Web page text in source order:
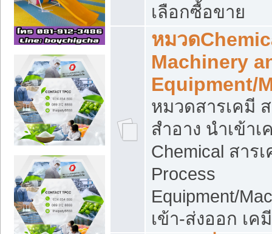
เลือกซื้อขาย
หมวด
Machinery
Equipment/
หมวดสารเคมี
สำอาง นำเข้
Chemical สาร
Process
Equipment/
เข้า-ส่งออก เ